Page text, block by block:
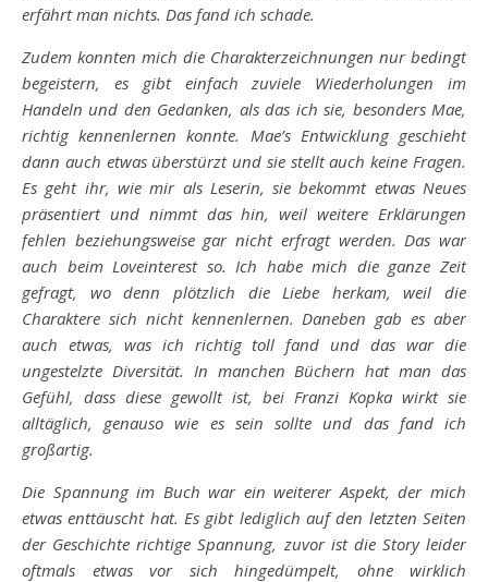
erfährt man nichts. Das fand ich schade.
Zudem konnten mich die Charakterzeichnungen nur bedingt
begeistern, es gibt einfach zuviele Wiederholungen im
Handeln und den Gedanken, als das ich sie, besonders Mae,
richtig kennenlernen konnte. Mae’s Entwicklung geschieht
dann auch etwas überstürzt und sie stellt auch keine Fragen.
Es geht ihr, wie mir als Leserin, sie bekommt etwas Neues
präsentiert und nimmt das hin, weil weitere Erklärungen
fehlen beziehungsweise gar nicht erfragt werden. Das war
auch beim Loveinterest so. Ich habe mich die ganze Zeit
gefragt, wo denn plötzlich die Liebe herkam, weil die
Charaktere sich nicht kennenlernen. Daneben gab es aber
auch etwas, was ich richtig toll fand und das war die
ungestelzte Diversität. In manchen Büchern hat man das
Gefühl, dass diese gewollt ist, bei Franzi Kopka wirkt sie
alltäglich, genauso wie es sein sollte und das fand ich
großartig.
Die Spannung im Buch war ein weiterer Aspekt, der mich
etwas enttäuscht hat. Es gibt lediglich auf den letzten Seiten
der Geschichte richtige Spannung, zuvor ist die Story leider
oftmals etwas vor sich hingedümpelt, ohne wirklich